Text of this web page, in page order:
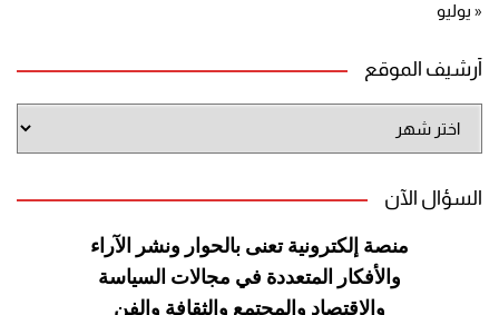
« يوليو
أرشيف الموقع
الموقع
السؤال الآن
منصة إلكترونية تعنى بالحوار ونشر الآراء
والأفكار المتعددة في مجالات السياسة
والاقتصاد والمجتمع والثقافة والفن